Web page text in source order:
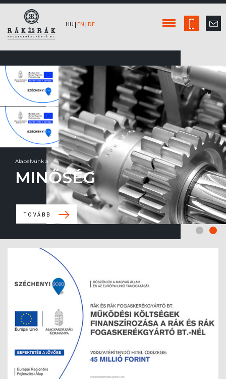
HU | EN | DE
Alapelvünk a
MINŐSÉG
TOVÁBB